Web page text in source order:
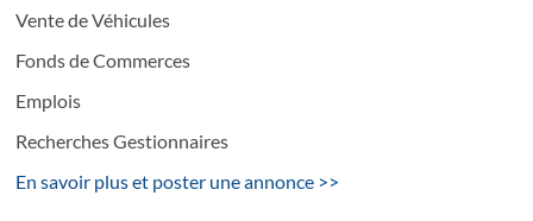
Vente de Véhicules
Fonds de Commerces
Emplois
Recherches Gestionnaires
En savoir plus et poster une annonce >>